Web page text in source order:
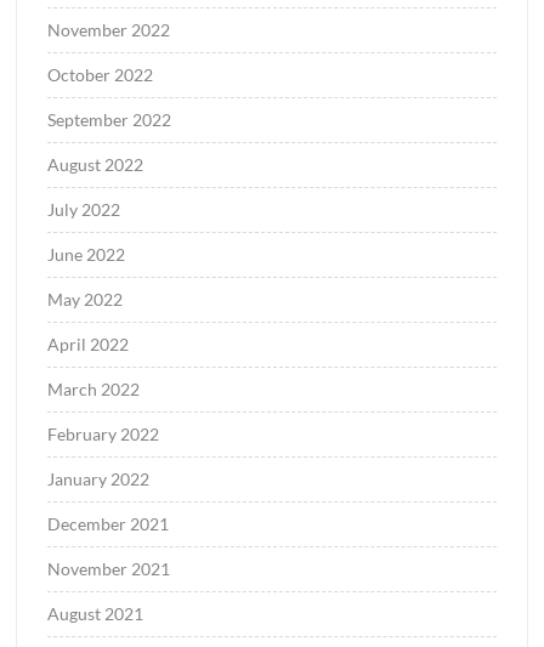
November 2022
October 2022
September 2022
August 2022
July 2022
June 2022
May 2022
April 2022
March 2022
February 2022
January 2022
December 2021
November 2021
August 2021